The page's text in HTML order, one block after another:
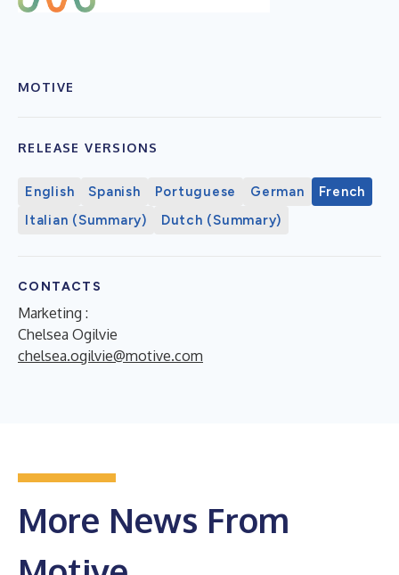
MOTIVE
RELEASE VERSIONS
English Spanish Portuguese German
French
Italian (Summary)
Dutch (Summary)
CONTACTS
Marketing :
Chelsea Ogilvie
chelsea.ogilvie@motive.com
More News From